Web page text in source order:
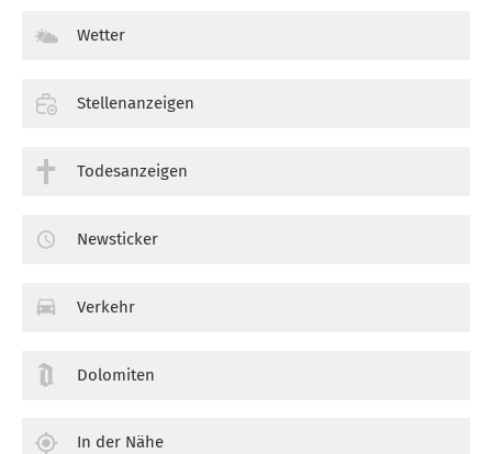
Wetter
Stellenanzeigen
Todesanzeigen
Newsticker
Verkehr
Dolomiten
In der Nähe